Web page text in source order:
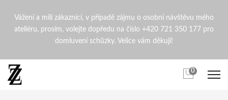
Říční perla, Achát |
Vážení a milí zákazníci, v případě zájmu o osobní návštěvu mého
ateliéru, prosím, volejte dopředu na číslo +420 721 350 177 pro
domluvení schůzky. Velice vám děkuji!
0